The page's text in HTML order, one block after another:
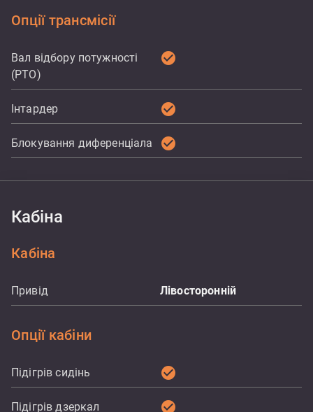
Опції трансмісії
Вал відбору потужності
(PTO)
check_circle
Інтардер check_circle
Блокування диференціала check_circle
Кабіна
Кабіна
Привід Лівосторонній
Опції кабіни
Підігрів сидінь check_circle
Підігрів дзеркал check_circle